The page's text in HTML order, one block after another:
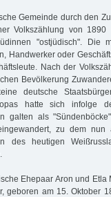
Gemeinde durch den
Volkszählung von
"ostjüdisch". Die
Handwerker oder
Nach der
Bevölkerung
deutsche
hatte sich infolge
galten als
zu dem nun
des heutigen
Ehepaar Aron und Etla
geboren am 15. Oktober